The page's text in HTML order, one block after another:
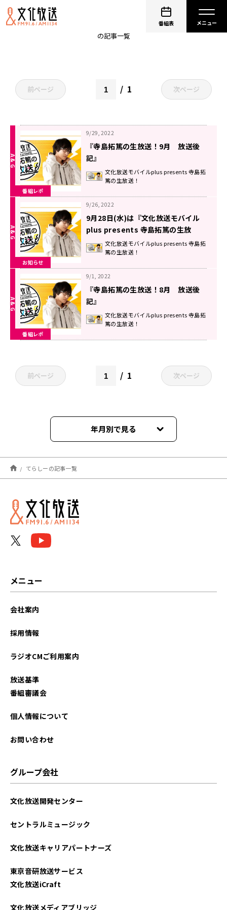
番組表
の記事一覧
前ページ 1 次ページ
番組レポ
9/29, 2022
『寺島拓篤の生放送！9月 放送後
記』
文化放送モバイルplus presents 寺島拓
篤の生放送！
お知らせ
9/26, 2022
9月28日(水)は『文化放送モバイル
plus presents 寺島拓篤の生放
送！』文化放送モバイルplus presents 寺島拓
篤の生放送！
番組レポ
9/1, 2022
『寺島拓篤の生放送！8月 放送後
記』
文化放送モバイルplus presents 寺島拓
篤の生放送！
前ページ 1 次ページ
年月別で見る
2026年07月
2026年06月
2026年05月
2025年08月
2025年05月
2024年12月
てらしーの記事一覧
メニュー
会社案内
採用情報
ラジオCMご利用案内
放送基準
番組審議会
個人情報について
お問い合わせ
グループ会社
文化放送開発センター
セントラルミュージック
文化放送キャリアパートナーズ
東京音研放送サービス
文化放送iCraft
文化放送メディアブリッジ